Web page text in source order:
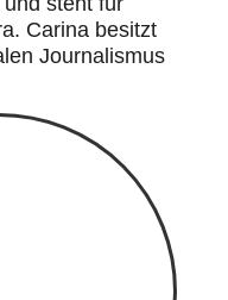
Carina besitzt
Journalismus